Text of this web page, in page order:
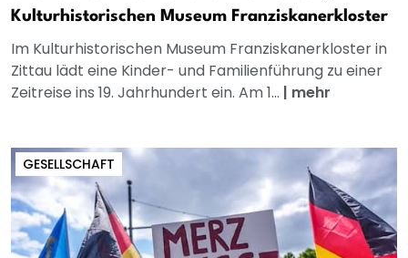
Kulturhistorischen Museum Franziskanerkloster
Im Kulturhistorischen Museum Franziskanerkloster in
Zittau lädt eine Kinder- und Familienführung zu einer
Zeitreise ins 19. Jahrhundert ein. Am 1... | mehr
GESELLSCHAFT